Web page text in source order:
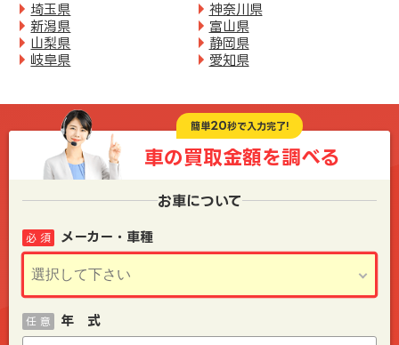
埼玉県
神奈川県
新潟県
富山県
山梨県
静岡県
岐阜県
愛知県
簡単20秒で入力完了!
車の買取金額を調べる
お車について
メーカー・車種
必 須
年 式
任 意